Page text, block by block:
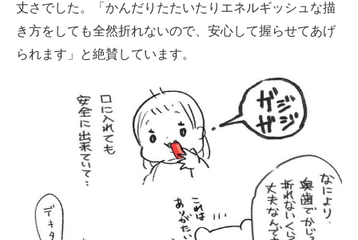
丈さでした。「かんだりたたいたりエネルギッシュな描
き方をしても全然折れないので、安心して握らせてあげ
られます」と絶賛しています。